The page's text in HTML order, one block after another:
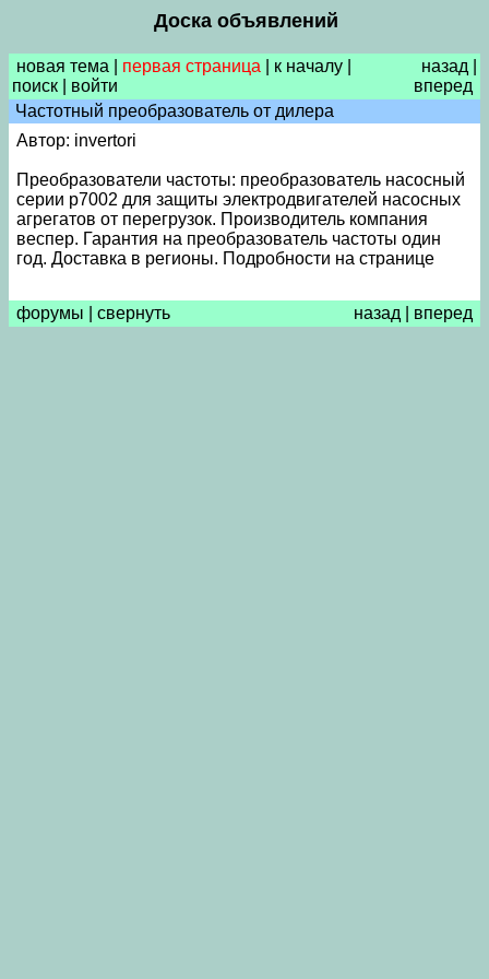
Доска объявлений
новая тема первая страница к началу
поиск
войти
назад
вперед
Частотный преобразователь от дилера
Автор: invertori
Преобразователи частоты: преобразователь насосный
серии р7002 для защиты электродвигателей насосных
агрегатов от перегрузок. Производитель компания
веспер. Гарантия на преобразователь частоты один
год. Доставка в регионы. Подробности на странице
форумы свернуть назад вперед